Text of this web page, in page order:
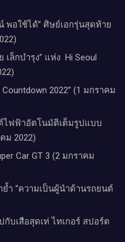
อใช้ได้” ศิษย์เอกรุ่นสุดท้าย
ล็กบำรุง” แห่ง Hi Seoul
2022” (1 มกราคม
ไฟฟ้าอัตโนมัติเต็มรูปแบบ
ม 2022)
Car GT 3 (2 มกราคม
ย้ำ “ความเป็นผู้นำด้านรถยนต์
บเสือสุดเท่ ไทเกอร์ สปอร์ต